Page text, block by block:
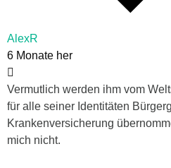
AlexR
6 Monate her
Vermutlich werden ihm vom
für alle seiner Identitäten
Krankenversicherung
mich nicht.